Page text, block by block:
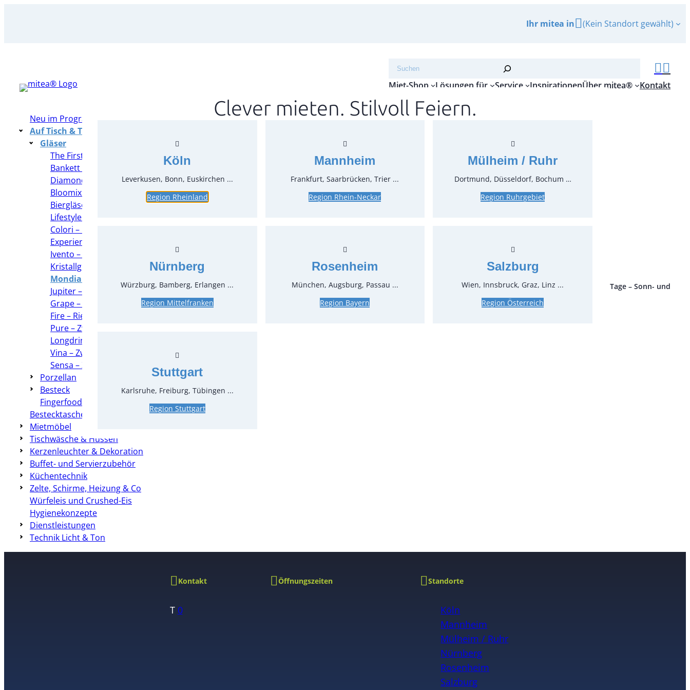
Ihr mitea in (Kein Standort gewählt)
Suchen
Miet-Shop
Lösungen für Service InspirationenÜber mitea® Kontakt
Neu im Programm
Auf Tisch & Tafel – Table Top
Gläser
The First – Zwiesel 1872
Bankett – Rona
Diamond – Bormioli Rocco
Bloomix – Foodgläser
Biergläser
Lifestyle – Spiegelau
Colori – Leonardo
Experience – Stölzle
Ivento – Zwiesel Kristallglas
Kristallgläser – Nachtmann
Mondial – Zwiesel Kristallglas
Jupiter – Zwiesel Kristallglas
Grape – Riedel
Fire – Riedel
Pure – Zwiesel Kristallglas
Longdrink Whiskey und Co
Vina – Zwiesel Kristallglas
Sensa – Zwiesel Kristallglas
Porzellan
Besteck
Fingerfood
Bestecktaschen
Mietmöbel
Tischwäsche & Hussen
Kerzenleuchter & Dekoration
Buffet- und Servierzubehör
Küchentechnik
Zelte, Schirme, Heizung & Co
Würfeleis und Crushed-Eis
Hygienekonzepte
Dienstleistungen
Technik Licht & Ton
Wasserglas 0,25 l Mondial
Verpackungseinheit:36Stück
* Preis pro Stück und Mieteinheit (1 Mieteinheit = 3 Tage – Sonn- und
Feiertage ohne Berechnung), zzgl. Endreinigung
Kontakt
T 0
Öffnungszeiten Standorte
Köln
Mannheim
Mülheim / Ruhr
Nürnberg
Rosenheim
Salzburg
Clever mieten. Stilvoll Feiern.
Köln
Leverkusen, Bonn, Euskirchen ...
Region Rheinland
Mannheim
Frankfurt, Saarbrücken, Trier ...
Region Rhein-Neckar
Mülheim / Ruhr
Dortmund, Düsseldorf, Bochum …
Region Ruhrgebiet
Nürnberg
Würzburg, Bamberg, Erlangen ...
Region Mittelfranken
Rosenheim
München, Augsburg, Passau ...
Region Bayern
Salzburg
Wien, Innsbruck, Graz, Linz ...
Region Österreich
Stuttgart
Karlsruhe, Freiburg, Tübingen ...
Region Stuttgart